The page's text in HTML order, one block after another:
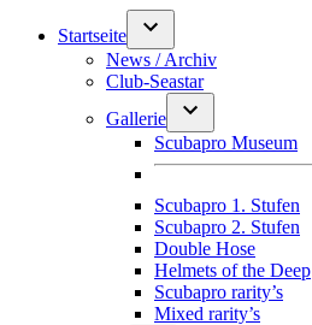
Startseite
News / Archiv
Club-Seastar
Gallerie
Scubapro Museum
Scubapro 1. Stufen
Scubapro 2. Stufen
Double Hose
Helmets of the Deep
Scubapro rarity’s
Mixed rarity’s